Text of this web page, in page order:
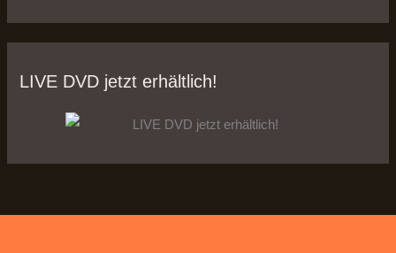
LIVE DVD jetzt erhältlich!